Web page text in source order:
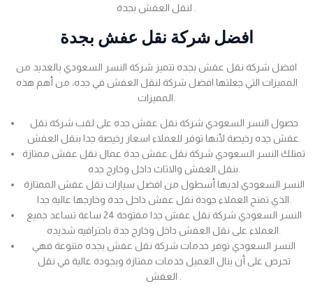
افضل شركة نقل عفش بجدة
افضل شركة نقل عفش بجده تتميز شركة النسر السعودي بالعديد من
المميزات التي جعلتها افضل شركة لنقل العفش في جده، من أهم هذه
حصول النسر السعودي شركة نقل عفش جده على لقب شركة نقل
تمتلك النسر السعودي شركة نقل عفش جدة عمال نقل عفش ممتازة
النسر السعودي لديها أسطول من افضل سيارات نقل عفش الممتازة
النسر السعودي شركة نقل عفش جدا مفتوحة 24 ساعة تساعد جميع
النسر السعودي توفر خدمات شركة نقل عفش بجده متنوعة فهي
تحرص على أن ينال العميل خدمات ممتازة وبجودة عالية في نقل